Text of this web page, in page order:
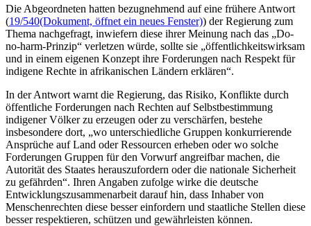
Die Abgeordneten hatten bezugnehmend auf eine frühere Antwort
(19/540(Dokument, öffnet ein neues Fenster)) der Regierung zum
Thema nachgefragt, inwiefern diese ihrer Meinung nach das „Do-
no-harm-Prinzip“ verletzen würde, sollte sie „öffentlichkeitswirksam
und in einem eigenen Konzept ihre Forderungen nach Respekt für
indigene Rechte in afrikanischen Ländern erklären“.
In der Antwort warnt die Regierung, das Risiko, Konflikte durch
öffentliche Forderungen nach Rechten auf Selbstbestimmung
indigener Völker zu erzeugen oder zu verschärfen, bestehe
insbesondere dort, „wo unterschiedliche Gruppen konkurrierende
Ansprüche auf Land oder Ressourcen erheben oder wo solche
Forderungen Gruppen für den Vorwurf angreifbar machen, die
Autorität des Staates herauszufordern oder die nationale Sicherheit
zu gefährden“. Ihren Angaben zufolge wirke die deutsche
Entwicklungszusammenarbeit darauf hin, dass Inhaber von
Menschenrechten diese besser einfordern und staatliche Stellen diese
besser respektieren, schützen und gewährleisten können.